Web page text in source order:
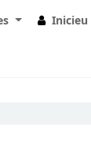
Inicieu